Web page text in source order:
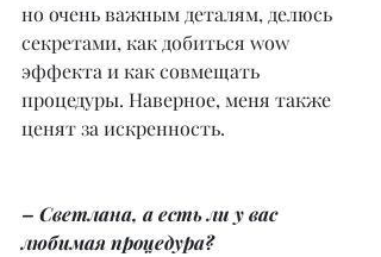
но очень важным деталям, делюсь
секретами, как добиться wow
эффекта и как совмещать
процедуры. Наверное, меня также
ценят за искренность.
– Светлана, а есть ли у вас
любимая процедура?